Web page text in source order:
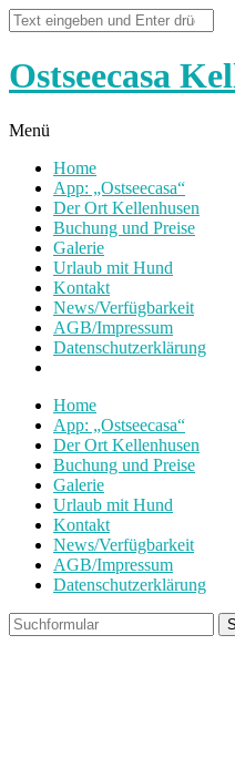
Ostseecasa
Menü
Home
App: „Ostseecasa“
Der Ort Kellenhusen
Buchung und Preise
Galerie
Urlaub mit Hund
Kontakt
News/Verfügbarkeit
AGB/Impressum
Datenschutzerklärung
Home
App: „Ostseecasa“
Der Ort Kellenhusen
Buchung und Preise
Galerie
Urlaub mit Hund
Kontakt
News/Verfügbarkeit
AGB/Impressum
Datenschutzerklärung